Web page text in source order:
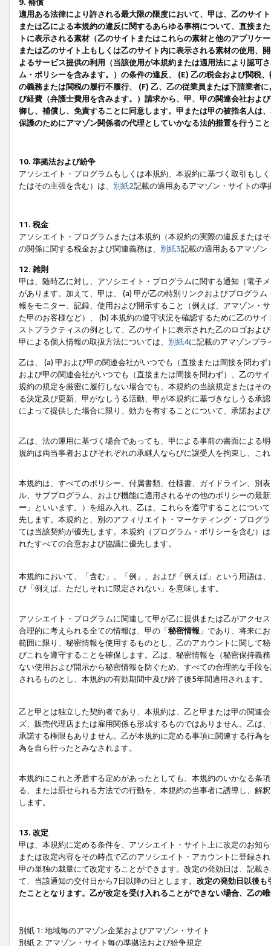
9. 補償
適用ある法律により許される最大限の限度において、甲は、乙のサイ
または乙による本規約の違反に関するあらゆる事柄について、直接ま
トに表示される素材（乙のサイトまたはこれらの素材と他のアプリ
または乙のサイト上もしくは乙のサイト内に表示される素材の使用、
よるサービス提供の利用（当該使用が本規約または適用法により認可
ム・ポリシーを含みます。）の条件の違反、 (E) 乙の税金および関税
の義務または関税の履行不履行、 (F) 乙、乙の従業員または下請業者
び経費（弁護士費用を含みます。）請求から、甲、甲の関連会社およ
御し、補償し、免責することに同意します。甲または甲の被指名人は
保護のためにアマゾン関係者の代理としていかなる法的措置を行うこ
10. 準拠法および紛争
アソシエイト・プログラムもしくは本規約、本規約に基づく取引もし
たはその主張を含む）は、 別紙2記載の適用あるアマゾン・サイトの
11. 税金
アソシエイト・プログラムまたは本規約（本規約の実際の違反または
の関係に関する税金および関連義務は、 別紙3記載の適用あるアマゾン
12. 雑則
甲は、随時乙に対し、アソシエイト・プログラムに関する通知（電子
があります。加えて、甲は、 (a) 甲が乙の特別リンクおよびプログラ
報をモニター、記録、使用および開示すること（例えば、アマゾン・
た甲のお客様など）、 (b) 本規約の遵守状況を確認するために乙のサ
ストプラクティスの例として、乙のサイトに表示された乙のロゴおよ
甲による個人情報の取扱方法については、 別紙4に記載のアマゾンプ
乙は、 (a) 甲および甲の関連会社がいつでも（直接または間接を問わ
および甲の関連会社がいつでも（直接または間接を問わず）、乙のサ
規約の規定を厳密に履行しない場合でも、本規約の当該規定またはそ
る決定及び更新、甲がなしうる活動、甲が本規約に基づきなしうる承
によって提供した場合に限り、効力を有することについて、承諾およ
乙は、法の運用に基づく場合であっても、甲による事前の書面による
規約は両当事者およびそれぞれの承継人ならびに譲受人を拘束し、こ
本規約は、すべてのポリシー、付属書類、仕様書、ガイドライン、別
ル、サブプログラム、および機能に適用されるその他のポリシーの最
ー 」といいます。）を組み入れ、乙は、これらを遵守することにつ
先します。本規約と、別のアフィリエイト・マーケティング・プログ
ては当該契約が優先します。本規約（プログラム・ポリシーを含む）
れたすべての合意および協議に優先します。
本規約において、「含む」、「例」、および「例えば」という用語は
び「例えば、ただしそれに限定されない」を意味します。
アソシエイト・プログラムに関連して甲が乙に提供または乙がアクセ
合理的に考えられる全ての情報は、甲の「秘密情報 」であり、将来に
範囲に限り、秘密情報を使用するものとし、乙のアカウントに関して
びこれを遵守することを確保します。乙は、秘密情報を（秘密保持義
ない使用および開示から秘密情報を防ぐため、すべての合理的な手段
されるものとし、本規約の有効期間中及び終了後5年間適用されます。
乙と甲とは独立した契約者であり、本規約は、乙と甲または甲の関連
ズ、販売代理店または雇用関係も形成するものではありません。乙は
承諾する権限もありません。乙が本規約に定める事項に関連する行為
為を自ら行ったとみなされます。
本規約にこれと矛盾する定めがあったとしても、本規約のいかなる条
る、または罰せられる方法での行動を、本規約の当事者に誘導し、解
します。
13. 改定
甲は、本規約に定める条件を、アソシエイト・サイト上に改定のお知
または改定内容をその時点で乙のアソシエイト・アカウントに登録さ
甲の単独の裁量にて改定することができます。改定の発効日は、記載
て、当該通知の交付日から7日以降の日とします。 改定の発効日以後も
たこととなります。乙が改定を受け入れることができない場合、乙の
別紙 1: 地域毎のアマゾン企業およびアマゾン・サイト
別紙 2: アマゾン・サイト毎の準拠法および紛争規定